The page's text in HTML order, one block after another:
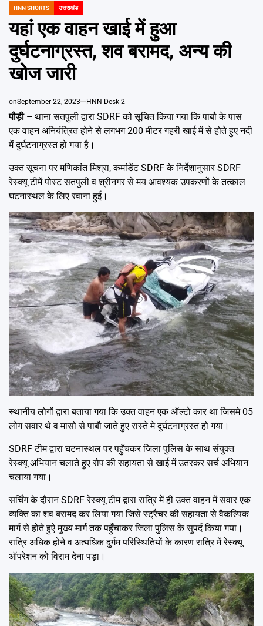
POSTED
HNN SHORTS उत्तराखंड
यहां एक वाहन खाई में हुआ
दुर्घटनाग्रस्त, शव बरामद, अन्य की
खोज जारी
onSeptember 22, 2023 HNN Desk 2
पौड़ी – थाना सतपुली द्वारा SDRF को सूचित किया गया कि पाबौ के पास
एक वाहन अनियंत्रित होने से लगभग 200 मीटर गहरी खाई में से होते हुए नदी
में दुर्घटनाग्रस्त हो गया है।
उक्त सूचना पर मणिकांत मिश्रा, कमांडेंट SDRF के निर्देशानुसार SDRF
रेस्क्यू टीमें पोस्ट सतपुली व श्रीनगर से मय आवश्यक उपकरणों के तत्काल
घटनास्थल के लिए रवाना हुई।
स्थानीय लोगों द्वारा बताया गया कि उक्त वाहन एक ऑल्टो कार था जिसमे 05
लोग सवार थे व मासो से पाबौ जाते हुए रास्ते मे दुर्घटनाग्रस्त हो गया।
SDRF टीम द्वारा घटनास्थल पर पहुँचकर जिला पुलिस के साथ संयुक्त
रेस्क्यू अभियान चलाते हुए रोप की सहायता से खाई में उतरकर सर्च अभियान
चलाया गया।
सर्चिंग के दौरान SDRF रेस्क्यू टीम द्वारा रात्रि में ही उक्त वाहन में सवार एक
व्यक्ति का शव बरामद कर लिया गया जिसे स्ट्रैचर की सहायता से वैकल्पिक
मार्ग से होते हुऐ मुख्य मार्ग तक पहुँचाकर जिला पुलिस के सुपर्द किया गया।
रात्रि अधिक होने व अत्यधिक दुर्गम परिस्थितियों के कारण रात्रि में रेस्क्यू
ऑपरेशन को विराम देना पड़ा।